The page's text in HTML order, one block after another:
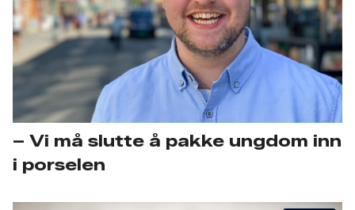
– Vi må slutte å pakke ungdom inn
i porselen